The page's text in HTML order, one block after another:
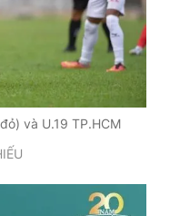
và U.19 TP.HCM